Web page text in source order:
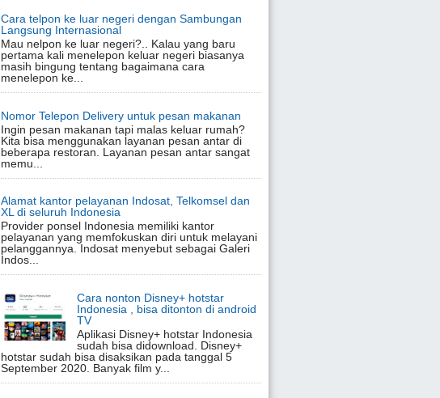
Cara telpon ke luar negeri dengan Sambungan
Langsung Internasional
Mau nelpon ke luar negeri?.. Kalau yang baru
pertama kali menelepon keluar negeri biasanya
masih bingung tentang bagaimana cara
menelepon ke...
Nomor Telepon Delivery untuk pesan makanan
Ingin pesan makanan tapi malas keluar rumah?
Kita bisa menggunakan layanan pesan antar di
beberapa restoran. Layanan pesan antar sangat
memu...
Alamat kantor pelayanan Indosat, Telkomsel dan
XL di seluruh Indonesia
Provider ponsel Indonesia memiliki kantor
pelayanan yang memfokuskan diri untuk melayani
pelanggannya. Indosat menyebut sebagai Galeri
Indos...
Cara nonton Disney+ hotstar
Indonesia , bisa ditonton di android
TV
Aplikasi Disney+ hotstar Indonesia
sudah bisa didownload. Disney+
hotstar sudah bisa disaksikan pada tanggal 5
September 2020. Banyak film y...